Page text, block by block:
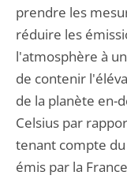
prendre les
réduire les
l'atmosphère à
de contenir
de la planète en-
Celsius par
tenant compte
émis par la